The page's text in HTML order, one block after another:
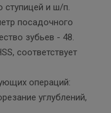
ступицей и ш/п.
посадочного
зубьев - 48.
соответствует
операций:
углублений,